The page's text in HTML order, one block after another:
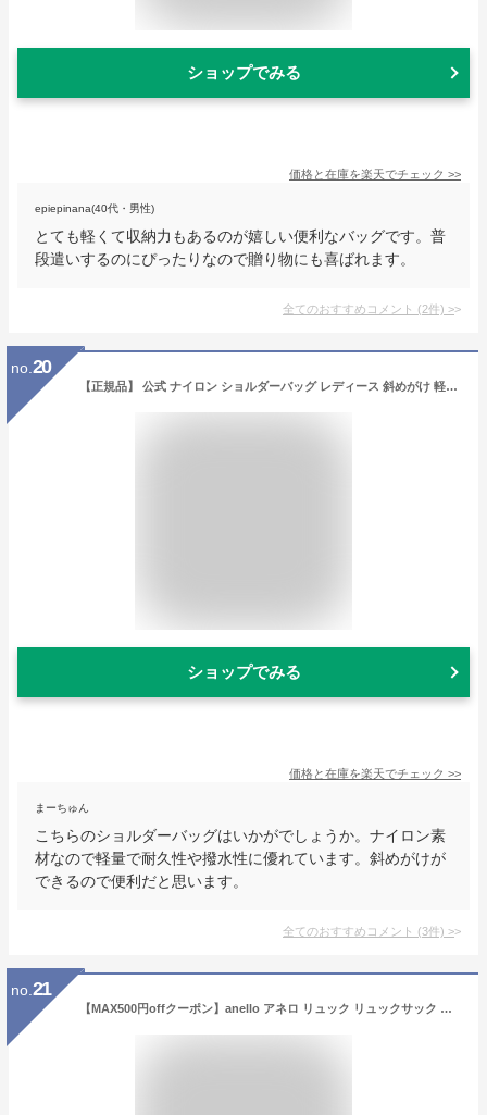
ショップでみる
価格と在庫を楽天でチェック >>
epiepinana(40代・男性)
とても軽くて収納力もあるのが嬉しい便利なバッグです。普
段遣いするのにぴったりなので贈り物にも喜ばれます。
全てのおすすめコメント (2件) >
no. 20
【正規品】 公式 ナイロン ショルダーバッグ レディース 斜めがけ 軽い バック 斜めがけバッグ 大人 ポケット たくさん バッグ 多収納 斜め掛けバッグ 撥水 スポーティー 軽量 大きめ かわいい 布 ナイロンバッグ 普段 使い メッセンジャーバッグ 防水 ななめがけ 母の日
ショップでみる
価格と在庫を楽天でチェック >>
まーちゅん
こちらのショルダーバッグはいかがでしょうか。ナイロン素
材なので軽量で耐久性や撥水性に優れています。斜めがけが
できるので便利だと思います。
全てのおすすめコメント (3件) >
no. 21
【MAX500円offクーポン】anello アネロ リュック リュックサック バッグパック バッグ 通勤 通学 マザーズバッグ 旅行 アウトドア 部活 10ポケット 多機能 多収納 レディース メンズ 男女 撥水 はっ水 おしゃれ 大人 カジュアル シンプル 無地 軽量 スタイルオンバック ss10